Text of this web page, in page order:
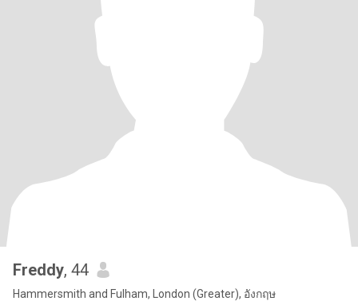
Freddy, 44
Hammersmith and Fulham, London (Greater), อังกฤษ